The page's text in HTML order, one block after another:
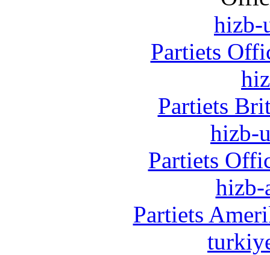
hizb-
Partiets
Partiets
hizb-
Partiets
hizb-
Partiets